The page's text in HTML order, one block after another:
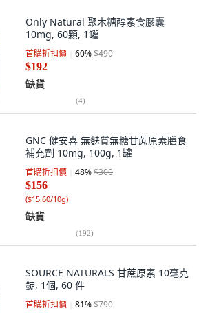
Only Natural 聚木糖醇素食膠囊
10mg, 60顆, 1罐
首購折扣價 60%$490
$192
缺貨
(4)
GNC 健安喜 無麩質無糖甘蔗原素膳食
補充劑 10mg, 100g, 1罐
首購折扣價 48%$300
$156
($15.60/10g)
缺貨
(192)
SOURCE NATURALS 甘蔗原素 10毫克
錠, 1個, 60 件
首購折扣價 81%$790